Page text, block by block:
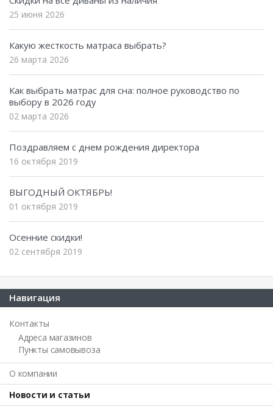
25 июня 2026
Какую жесткость матраса выбрать?
26 марта 2026
Как выбрать матрас для сна: полное руководство по
выбору в 2026 году
02 марта 2026
Поздравляем с днем рождения директора
16 октября 2019
ВЫГОДНЫЙ ОКТЯБРЬ!
01 октября 2019
Осенние скидки!
02 сентября 2019
Навигация
Контакты
Адреса магазинов
Пункты самовывоза
О компании
Новости и статьи